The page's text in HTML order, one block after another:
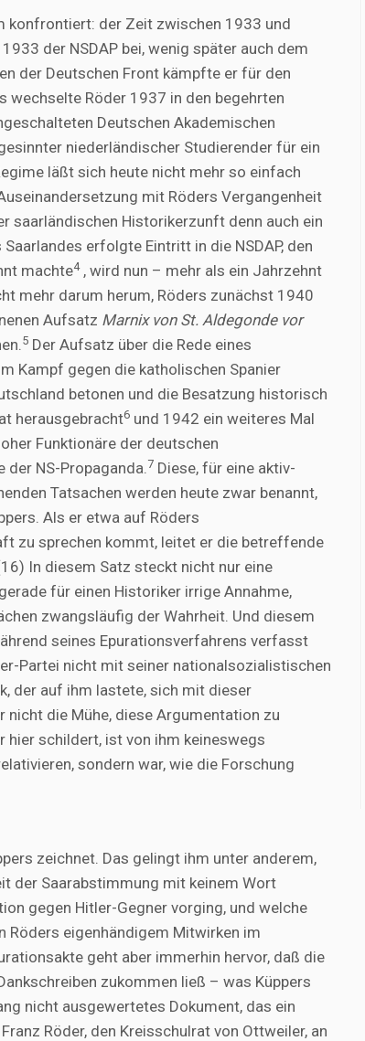
konfrontiert: der Zeit zwischen 1933 und
der NSDAP bei, wenig später auch dem
der Deutschen Front kämpfte er für den
wechselte Röder 1937 in den begehrten
Deutschen Akademischen
niederländischer Studierender für ein
läßt sich heute nicht mehr so einfach
mit Röders Vergangenheit
saarländischen Historikerzunft denn auch ein
erfolgte Eintritt in die NSDAP, den
machte4, wird nun – mehr als ein Jahrzehnt
mehr darum herum, Röders zunächst 1940
Aufsatz Marnix von St. Aldegonde vor
5 Der Aufsatz über die Rede eines
Kampf gegen die katholischen Spanier
betonen und die Besatzung historisch
herausgebracht6 und 1942 ein weiteres Mal
Funktionäre der deutschen
NS-Propaganda.7 Diese, für eine aktiv-
Tatsachen werden heute zwar benannt,
Als er etwa auf Röders
zu sprechen kommt, leitet er die betreffende
In diesem Satz steckt nicht nur eine
für einen Historiker irrige Annahme,
zwangsläufig der Wahrheit. Und diesem
seines Epurationsverfahrens verfasst
Partei nicht mit seiner nationalsozialistischen
der auf ihm lastete, sich mit dieser
die Mühe, diese Argumentation zu
hier schildert, ist von ihm keineswegs
sondern war, wie die Forschung
zeichnet. Das gelingt ihm unter anderem,
der Saarabstimmung mit keinem Wort
gegen Hitler-Gegner vorging, und welche
Röders eigenhändigem Mitwirken im
geht aber immerhin hervor, daß die
zukommen ließ – was Küppers
nicht ausgewertetes Dokument, das ein
Röder, den Kreisschulrat von Ottweiler, an